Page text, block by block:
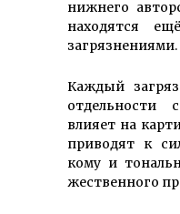
нижнего
находятся
загрязнениями.
Каждый
отдельности
влияет на
приводят к
кому и
же­ствен­ного